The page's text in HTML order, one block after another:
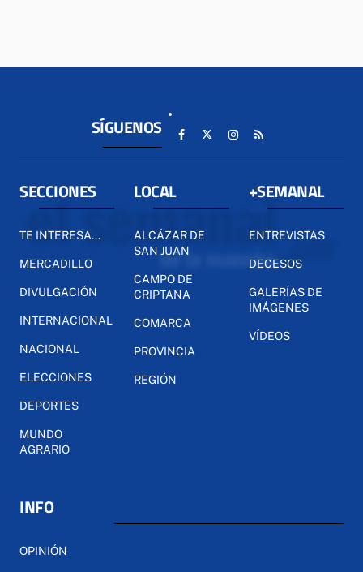
SÍGUENOS
SECCIONES
TE INTERESA...
MERCADILLO
DIVULGACIÓN
INTERNACIONAL
NACIONAL
ELECCIONES
DEPORTES
MUNDO
AGRARIO
LOCAL
ALCÁZAR DE
SAN JUAN
CAMPO DE
CRIPTANA
COMARCA
PROVINCIA
REGIÓN
+SEMANAL
ENTREVISTAS
DECESOS
GALERÍAS DE
IMÁGENES
VÍDEOS
INFO
OPINIÓN